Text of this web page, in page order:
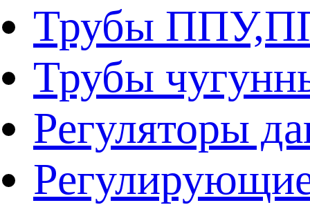
Трубы
Трубы
Регуляторы